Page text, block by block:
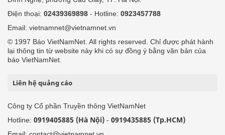
Điện thoại: 02439369898 - Hotline: 0923457788
Email: vietnamnet@vietnamnet.vn
© 1997 Báo VietNamNet. All rights reserved. Chỉ được phát hành
lại thông tin từ website này khi có sự đồng ý bằng văn bản của
báo VietNamNet.
Liên hệ quảng cáo
Công ty Cổ phần Truyền thông VietNamNet
Hotline: 0919405885 (Hà Nội) - 0919435885 (Tp.HCM)